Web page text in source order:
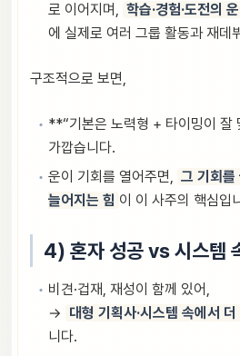
로 이어지며, 학습·경험·도전의
에 실제로 여러 그룹 활동과 재데
구조적으로 보면,
**“기본은 노력형 + 타이밍이 잘
가깝습니다.
운이 기회를 열어주면, 그 기회를
늘어지는 힘 이 이 사주의 핵심입
4) 혼자 성공 vs 시스템
비견·겁재, 재성이 함께 있어,
→ 대형 기획사·시스템 속에서
니다.